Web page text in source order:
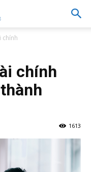
chính
chính
1613